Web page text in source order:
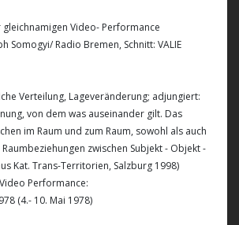
Video- Performance
Somogyi/ Radio Bremen, Schnitt: VALIE
Verteilung, Lageveränderung; adjungiert:
von dem was auseinander gilt. Das
im Raum und zum Raum, sowohl als auch
zwischen Subjekt - Objekt -
Kat. Trans-Territorien, Salzburg 1998)
Performance:
(4.- 10. Mai 1978)